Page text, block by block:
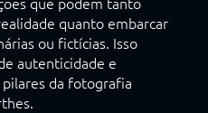
quanto embarcar
ou fictícias. Isso
autenticidade e
da fotografia